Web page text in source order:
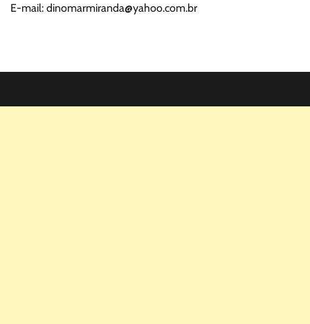
E-mail: dinomarmiranda@yahoo.com.br